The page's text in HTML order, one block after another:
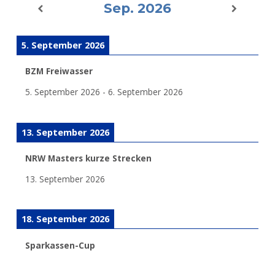
Sep. 2026
5. September 2026
BZM Freiwasser
5. September 2026 - 6. September 2026
13. September 2026
NRW Masters kurze Strecken
13. September 2026
18. September 2026
Sparkassen-Cup